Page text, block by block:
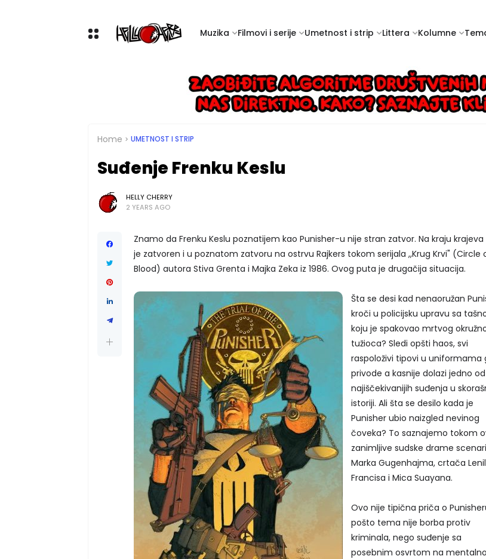
Muzika Filmovi i serije Umetnost i strip Littera Kolumne
Home UMETNOST I STRIP
Suđenje Frenku Keslu
HELLY CHERRY
2 YEARS AGO
Znamo da Frenku Keslu poznatijem kao Punisher-u nije stran zatvor. Na kraju krajeva
je zatvoren i u poznatom zatvoru na ostrvu Rajkers tokom serijala ,,Krug Krvi" (Circle
Blood) autora Stiva Grenta i Majka Zeka iz 1986. Ovog puta je drugačija situacija.
Šta se desi kad nenaoružan
kroči u policijsku upravu sa
koju je spakovao mrtvog
tužioca? Sledi opšti haos, svi
raspoloživi tipovi u uniformama
privode a kasnije dolazi jedno od
najiščekivanijih suđenja u
istoriji. Ali šta se desilo kada je
Punisher ubio naizgled nevinog
čoveka? To saznajemo tokom
zanimljive sudske drame
Marka Gugenhajma, crtača
Francisa i Mica Suayana.
Ovo nije tipična priča o
pošto tema nije borba protiv
kriminala, nego suđenje sa
posebnim osvrtom na mentalno